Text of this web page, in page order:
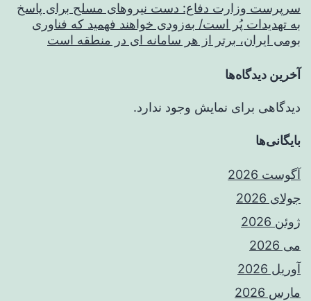
سرپرست وزارت دفاع: دست نیروهای مسلح برای پاسخ
به تهدیدات پُر است/ به‌زودی خواهند فهمید که فناوری
بومی ایران، برتر از هر سامانه ای در منطقه است
آخرین دیدگاه‌ها
دیدگاهی برای نمایش وجود ندارد.
بایگانی‌ها
آگوست 2026
جولای 2026
ژوئن 2026
می 2026
آوریل 2026
مارس 2026